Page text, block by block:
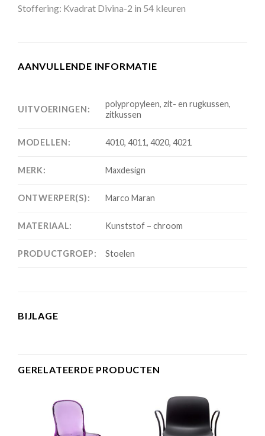
Stoffering: Kvadrat Divina-2 in 54 kleuren
AANVULLENDE INFORMATIE
UITVOERINGEN:
polypropyleen, zit- en rugkussen,
zitkussen
MODELLEN: 4010, 4011, 4020, 4021
MERK: Maxdesign
ONTWERPER(S): Marco Maran
MATERIAAL: Kunststof – chroom
PRODUCTGROEP: Stoelen
BIJLAGE
GERELATEERDE PRODUCTEN